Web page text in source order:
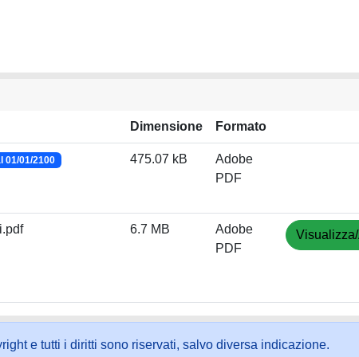
Dimensione Formato
01/01/2100 475.07 kB
Adobe
PDF
6.7 MB
Adobe
PDF
e tutti i diritti sono riservati, salvo diversa indicazione.